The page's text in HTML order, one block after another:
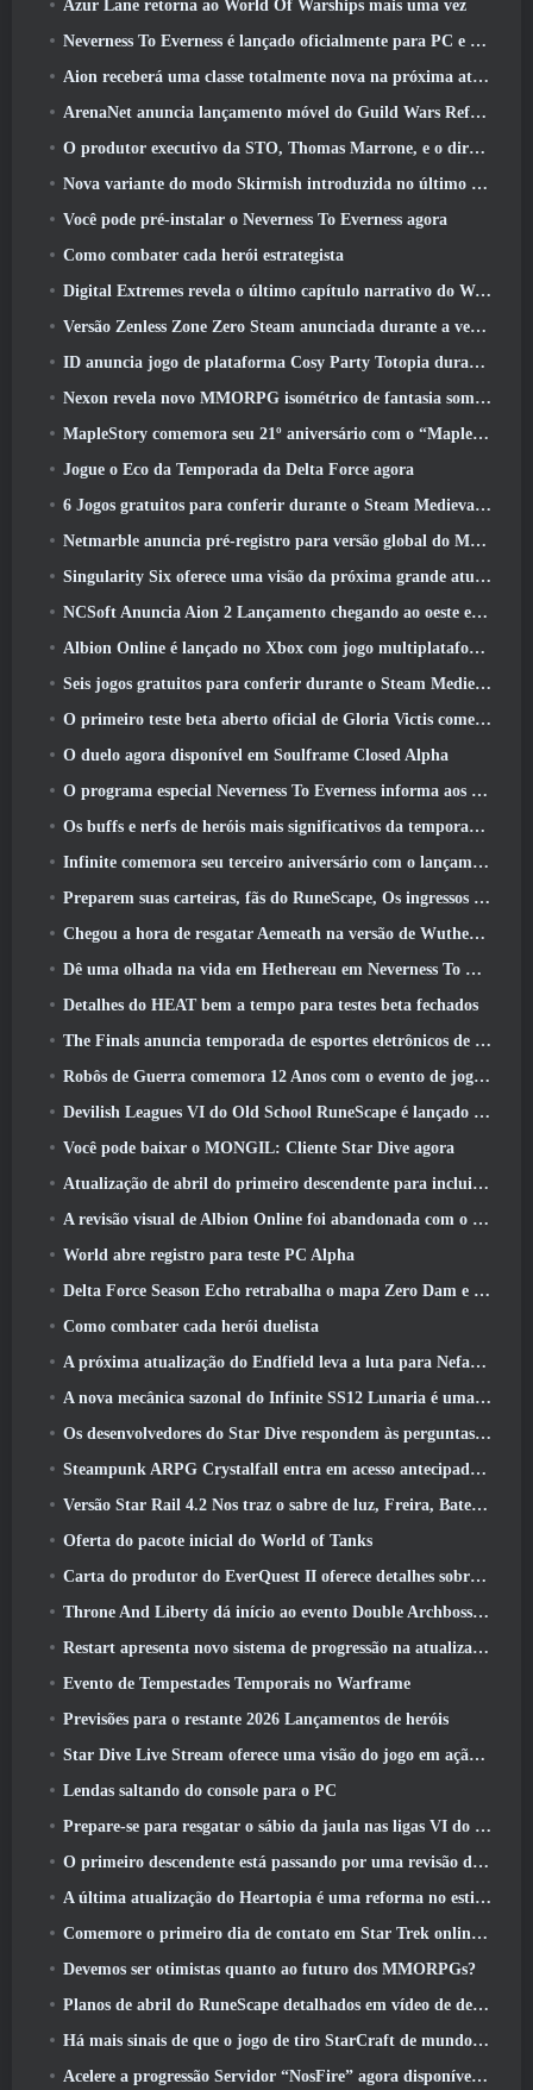
Azur Lane retorna ao World Of Warships mais uma vez
Neverness To Everness é lançado oficialmente para PC e consoles
Aion receberá uma classe totalmente nova na próxima atualização do Dread Blade
ArenaNet anuncia lançamento móvel do Guild Wars Reforged
O produtor executivo da STO, Thomas Marrone, e o diretor criativo da Neverwinter, Randy Mosiondz, discutem os jogos e o futuro do Cryptic
Nova variante do modo Skirmish introduzida no último ato de Valorant
Você pode pré-instalar o Neverness To Everness agora
Como combater cada herói estrategista
Digital Extremes revela o último capítulo narrativo do Warframe com novos curtas de anime
Versão Zenless Zone Zero Steam anunciada durante a versão 2.8 Programa Especial
ID anuncia jogo de plataforma Cosy Party Totopia durante o Xbox Showcase, Começa o recrutamento beta
Nexon revela novo MMORPG isométrico de fantasia sombria, Brasas dos sem coroa
MapleStory comemora seu 21º aniversário com o “Maple University Event”
Jogue o Eco da Temporada da Delta Force agora
6 Jogos gratuitos para conferir durante o Steam Medieval Fest
Netmarble anuncia pré-registro para versão global do MMORPG de ficção científica RF Online Next
Singularity Six oferece uma visão da próxima grande atualização de Palia, The Royal Highlands
NCSoft Anuncia Aion 2 Lançamento chegando ao oeste este ano
Albion Online é lançado no Xbox com jogo multiplataforma completo
Seis jogos gratuitos para conferir durante o Steam Medieval Fest
O primeiro teste beta aberto oficial de Gloria Victis começa hoje
O duelo agora disponível em Soulframe Closed Alpha
O programa especial Neverness To Everness informa aos jogadores o que esperar dos lançamentos
Os buffs e nerfs de heróis mais significativos da temporada 7.5
Infinite comemora seu terceiro aniversário com o lançamento do SS12 Lunaria hoje
Preparem suas carteiras, fãs do RuneScape, Os ingressos para o RuneFest estão prestes a ser colocados à venda
Chegou a hora de resgatar Aemeath na versão de Wuthering Waves 3.3 Atualizar
Dê uma olhada na vida em Hethereau em Neverness To Everness, vídeo de pré-visualização do jogo de lançamento
Detalhes do HEAT bem a tempo para testes beta fechados
The Finals anuncia temporada de esportes eletrônicos de US$ 200 mil
Robôs de Guerra comemora 12 Anos com o evento de jogos robóticos marcianos
Devilish Leagues VI do Old School RuneScape é lançado hoje
Você pode baixar o MONGIL: Cliente Star Dive agora
Atualização de abril do primeiro descendente para incluir versão beta do novo conteúdo do Endgame
A revisão visual de Albion Online foi abandonada com o lançamento da atualização Radiant Wilds hoje
World abre registro para teste PC Alpha
Delta Force Season Echo retrabalha o mapa Zero Dam e expande a jogabilidade das operações
Como combater cada herói duelista
A próxima atualização do Endfield leva a luta para Nefarith
A nova mecânica sazonal do Infinite SS12 Lunaria é uma das “maiores adições” ao jogo
Os desenvolvedores do Star Dive respondem às perguntas dos jogadores em uma transmissão ao vivo surpresa
Steampunk ARPG Crystalfall entra em acesso antecipado, Mas não sem alguns problemas
Versão Star Rail 4.2 Nos traz o sabre de luz, Freira, Baterista Trailblazer e um emanador de euforia
Oferta do pacote inicial do World of Tanks
Carta do produtor do EverQuest II oferece detalhes sobre servidor de expansão bloqueado por tempo
Throne And Liberty dá início ao evento Double Archboss Spawn
Restart apresenta novo sistema de progressão na atualização da temporada SS4
Evento de Tempestades Temporais no Warframe
Previsões para o restante 2026 Lançamentos de heróis
Star Dive Live Stream oferece uma visão do jogo em ação antes do lançamento
Lendas saltando do console para o PC
Prepare-se para resgatar o sábio da jaula nas ligas VI do RuneScape da velha escola: Pactos Demoníacos
O primeiro descendente está passando por uma revisão de acordo com o Dev Stream
A última atualização do Heartopia é uma reforma no estilo Alice no país das maravilhas
Comemore o primeiro dia de contato em Star Trek online e ganhe uma nova versão do Nobel Intel Battlecruiser
Devemos ser otimistas quanto ao futuro dos MMORPGs?
Planos de abril do RuneScape detalhados em vídeo de desenvolvimento
Há mais sinais de que o jogo de tiro StarCraft de mundo aberto pode ser uma coisa real
Acelere a progressão Servidor “NosFire” agora disponível no NosTale